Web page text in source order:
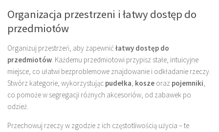
Organizacja przestrzeni i łatwy dostęp do
przedmiotów
Organizuj przestrzeń, aby zapewnić łatwy dostęp do
przedmiotów. Każdemu przedmiotowi przypisz stałe, intuicyjne
miejsce, co ułatwi bezproblemowe znajdowanie i odkładanie rzeczy.
Stwórz kategorie, wykorzystując pudełka, kosze oraz pojemniki,
co pomoże w segregacji różnych akcesoriów, od zabawek po
odzież.
Przechowuj rzeczy w zgodzie z ich częstotliwością użycia – te